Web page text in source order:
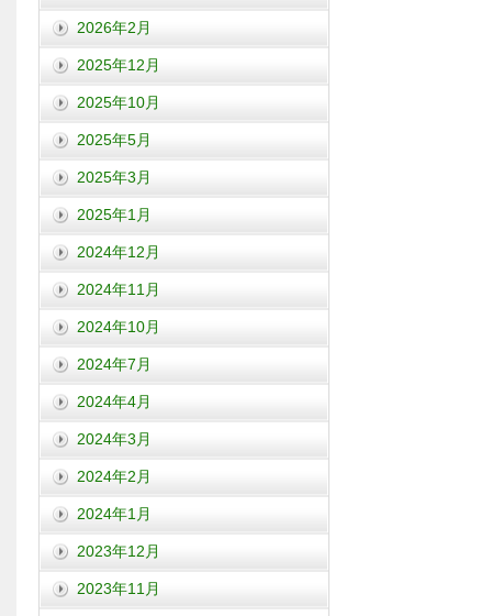
2026年2月
2025年12月
2025年10月
2025年5月
2025年3月
2025年1月
2024年12月
2024年11月
2024年10月
2024年7月
2024年4月
2024年3月
2024年2月
2024年1月
2023年12月
2023年11月